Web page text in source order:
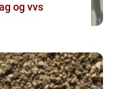
og vvs